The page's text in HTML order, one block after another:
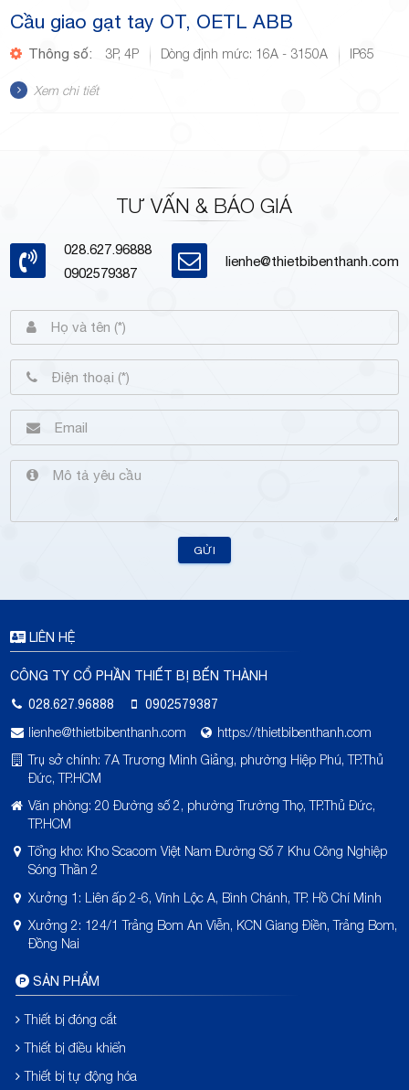
Cầu giao gạt tay OT, OETL ABB
Thông số: 3P, 4P Dòng định mức: 16A - 3150A IP65
Xem chi tiết
TƯ VẤN & BÁO GIÁ
028.627.96888
0902579387
lienhe@thietbibenthanh.com
GỬI
LIÊN HỆ
CÔNG TY CỔ PHẦN THIẾT BỊ BẾN THÀNH
028.627.96888
0902579387
lienhe@thietbibenthanh.com
https://thietbibenthanh.com
Trụ sở chính: 7A Trương Minh Giảng, phường Hiệp Phú, TP.Thủ
Đức, TP.HCM
Văn phòng: 20 Đường số 2, phường Trường Thọ, TP.Thủ Đức,
TP.HCM
Tổng kho: Kho Scacom Việt Nam Đường Số 7 Khu Công Nghiệp
Sóng Thần 2
Xưởng 1: Liên ấp 2-6, Vĩnh Lộc A, Bình Chánh, TP. Hồ Chí Minh
Xưởng 2: 124/1 Trảng Bom An Viễn, KCN Giang Điền, Trảng Bom,
Đồng Nai
SẢN PHẨM
Thiết bị đóng cắt
Thiết bị điều khiển
Thiết bị tự động hóa